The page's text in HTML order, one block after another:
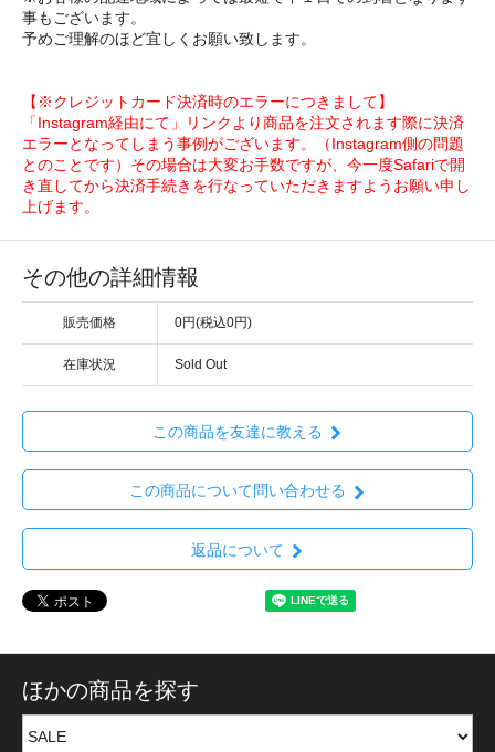
事もございます。
予めご理解のほど宜しくお願い致します。
【※クレジットカード決済時のエラーにつきまして】
「Instagram経由にて」リンクより商品を注文されます際に決済
エラーとなってしまう事例がございます。（Instagram側の問題
とのことです）その場合は大変お手数ですが、今一度Safariで開
き直してから決済手続きを行なっていただきますようお願い申し
上げます。
その他の詳細情報
販売価格 0円(税込0円)
在庫状況 Sold Out
この商品を友達に教える
この商品について問い合わせる
返品について
ほかの商品を探す